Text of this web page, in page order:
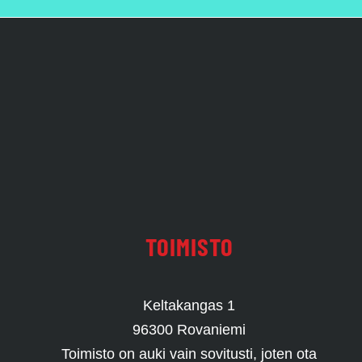
TOIMISTO
Keltakangas 1
96300 Rovaniemi
Toimisto on auki vain sovitusti, joten ota